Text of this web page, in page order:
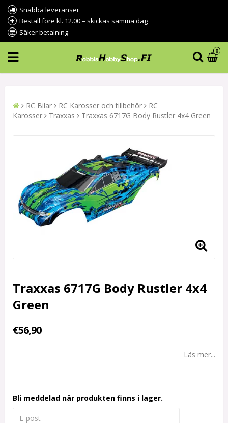
Snabba leveranser
Beställ före kl. 12.00 – skickas samma dag
Säker betalning
0
RC Bilar RC Karosser och tillbehör
RC
Karosser
Traxxas Traxxas 6717G Body Rustler 4x4 Green
Traxxas 6717G Body Rustler 4x4
Green
€56,90
Läs mer...
Bli meddelad när produkten finns i lager.